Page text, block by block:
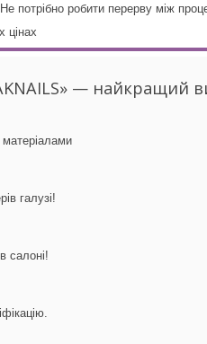
Не потрібно робити перерву між
цінах
— найкращий
галузі!
салоні!